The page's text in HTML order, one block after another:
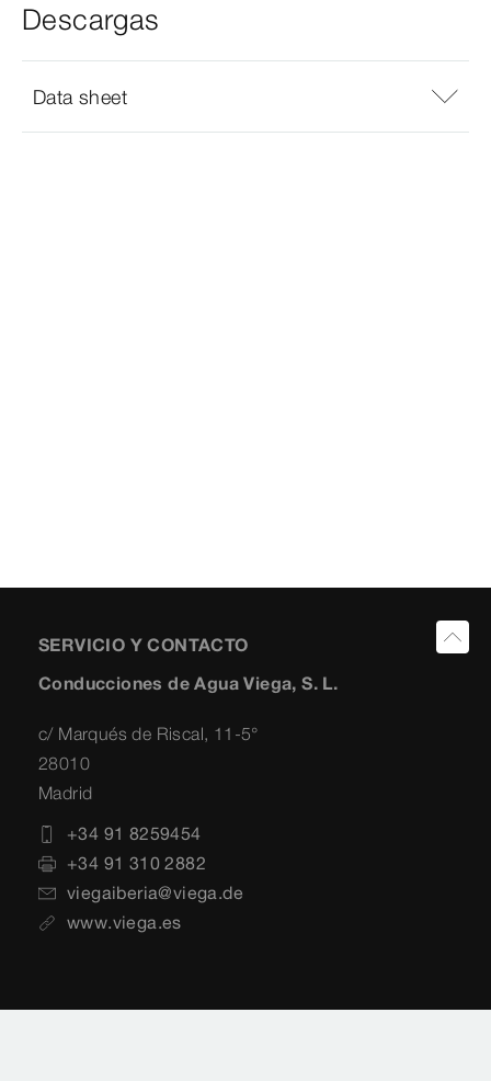
Descargas
Data sheet
SERVICIO Y CONTACTO
Conducciones de Agua Viega, S. L.
c/ Marqués de Riscal, 11-5°
28010
Madrid
+34 91 8259454
+34 91 310 2882
viegaiberia@viega.de
www.viega.es